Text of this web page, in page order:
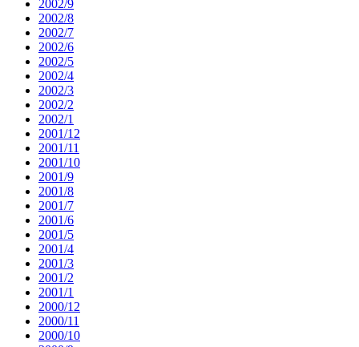
2002/9
2002/8
2002/7
2002/6
2002/5
2002/4
2002/3
2002/2
2002/1
2001/12
2001/11
2001/10
2001/9
2001/8
2001/7
2001/6
2001/5
2001/4
2001/3
2001/2
2001/1
2000/12
2000/11
2000/10